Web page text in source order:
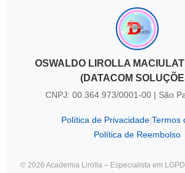
OSWALDO LIROLLA
(DATACOM
CNPJ: 00.364.973/0001-00 | São
Política de Privacidade Termos
Política de Reembolso
© 2026 Academia Lirolla – Especialista em